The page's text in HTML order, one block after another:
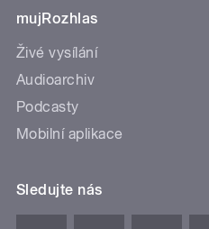
mujRozhlas
Živé vysílání
Audioarchiv
Podcasty
Mobilní aplikace
Sledujte nás